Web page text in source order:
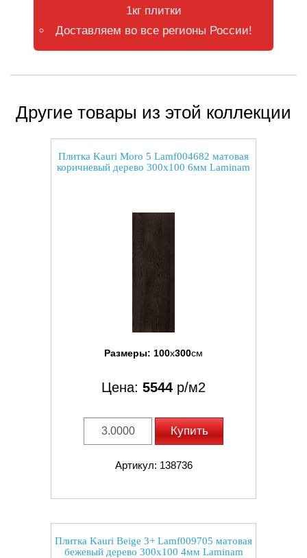
1кг плитки
Доставляем во все регионы России!
Другие товары из этой коллекции
Плитка Kauri Moro 5 Lamf004682 матовая
коричневый дерево 300x100 6мм Laminam
Размеры: 100x300см
Цена: 5544 р/м2
Купить
Артикул: 138736
Плитка Kauri Beige 3+ Lamf009705 матовая
бежевый дерево 300x100 4мм Laminam